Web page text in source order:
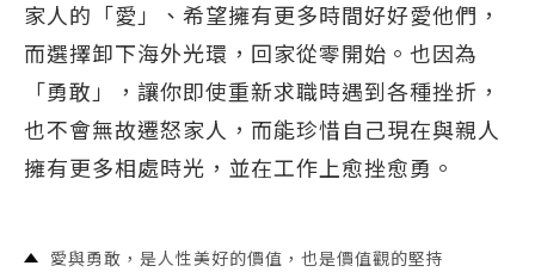
家人的「愛」、希望擁有更多時間好好愛他們，
而選擇卸下海外光環，回家從零開始。也因為
「勇敢」，讓你即使重新求職時遇到各種挫折，
也不會無故遷怒家人，而能珍惜自己現在與親人
擁有更多相處時光，並在工作上愈挫愈勇。
愛與勇敢，是人性美好的價值，也是價值觀的堅持